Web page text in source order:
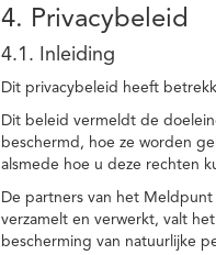
4. Privacybeleid
4.1. Inleiding
Dit privacybeleid heeft
Dit beleid vermeldt de
beschermd, hoe ze worden
alsmede hoe u deze rechten
De partners van het
verzamelt en verwerkt, valt
bescherming van natuurlijke